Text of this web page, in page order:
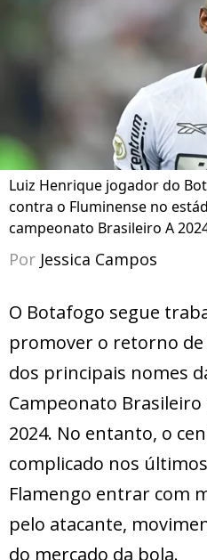
Luiz Henrique jogador do
contra o Fluminense no
campeonato Brasileiro A
Por Jessica Campos
O Botafogo segue
promover o retorno
dos principais nomes
Campeonato
2024. No entanto, o
complicado nos
Flamengo entrar com
pelo atacante,
do mercado da bola.